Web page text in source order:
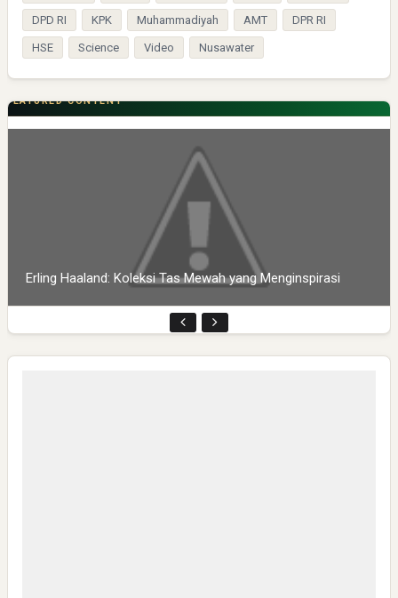
DPD RI KPK Muhammadiyah AMT DPR RI
HSE Science Video Nusawater
FEATURED CONTENT
Erling Haaland: Koleksi Tas Mewah yang Menginspirasi